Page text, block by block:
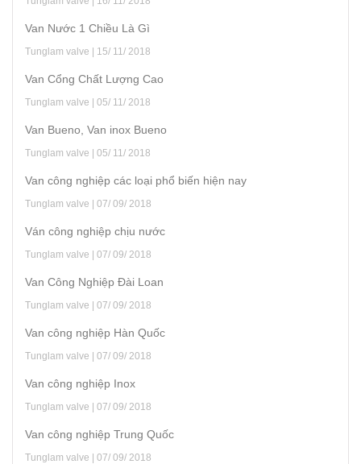
Van Nước 1 Chiều Là Gì
Tunglam valve | 15/ 11/ 2018
Van Cổng Chất Lượng Cao
Tunglam valve | 05/ 11/ 2018
Van Bueno, Van inox Bueno
Tunglam valve | 05/ 11/ 2018
Van công nghiệp các loại phổ biến hiện nay
Tunglam valve | 07/ 09/ 2018
Ván công nghiệp chịu nước
Tunglam valve | 07/ 09/ 2018
Van Công Nghiệp Đài Loan
Tunglam valve | 07/ 09/ 2018
Van công nghiệp Hàn Quốc
Tunglam valve | 07/ 09/ 2018
Van công nghiệp Inox
Tunglam valve | 07/ 09/ 2018
Van công nghiệp Trung Quốc
Tunglam valve | 07/ 09/ 2018